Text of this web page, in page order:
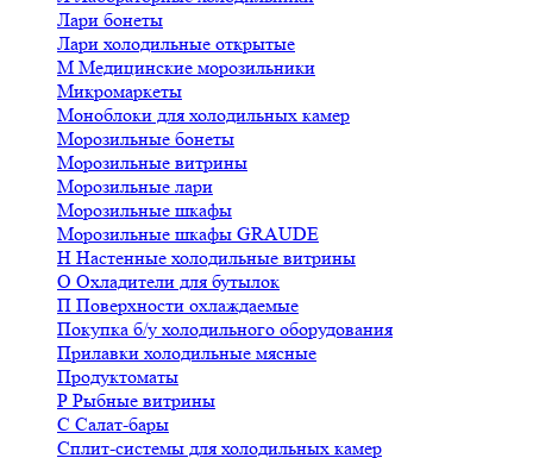
Лари бонеты
Лари холодильные открытые
М Медицинские морозильники
Микромаркеты
Моноблоки для холодильных камер
Морозильные бонеты
Морозильные витрины
Морозильные лари
Морозильные шкафы
Морозильные шкафы GRAUDE
Н Настенные холодильные витрины
О Охладители для бутылок
П Поверхности охлаждаемые
Покупка б/у холодильного оборудования
Прилавки холодильные мясные
Продуктоматы
Р Рыбные витрины
С Салат-бары
Сплит-системы для холодильных камер